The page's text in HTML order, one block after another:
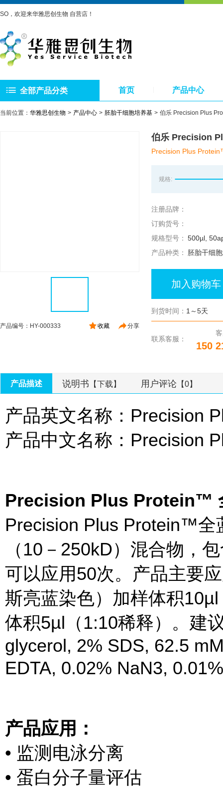
SO，欢迎来华雅思创生物 自营店！
全部产品分类 首页 产品中心
当前位置： 华雅思创生物 产品中心 胚胎干细胞培养基 伯乐 Precision Plus
分享
收藏
产品编号：HY-000333
伯乐 Precision
Precision Plus
规格:
注册品牌：
订购货号：
规格型号： 500µl,
产品种类：
胚胎干细
加入购物车
到货时间： 1～5天
联系客服：
150
产品描述 说明书 【下载】 用户评论 【0】
产品英文名称：Precision
产品中文名称：Precision
Precision Plus Protein™
Precision Plus Protein™全
（10－250kD）混合物，
可以应用50次。产品主要
斯亮蓝染色）加样体积
体积5µl（1:10稀释）。建
glycerol, 2% SDS, 62.5
EDTA, 0.02% NaN3,
产品应用：
• 监测电泳分离
• 蛋白分子量评估